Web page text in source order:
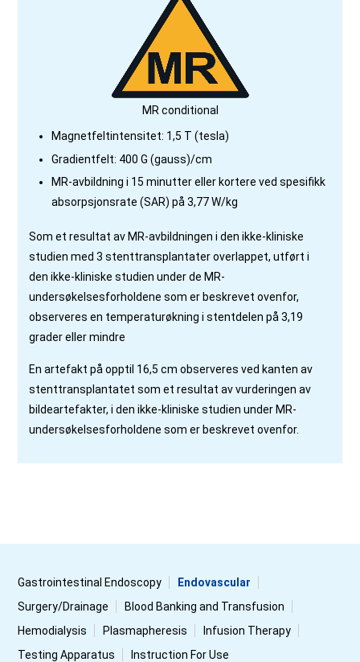
MR conditional
Magnetfeltintensitet: 1,5 T (tesla)
Gradientfelt: 400 G (gauss)/cm
MR-avbildning i 15 minutter eller kortere ved spesifikk
absorpsjonsrate (SAR) på 3,77 W/kg
Som et resultat av MR-avbildningen i den ikke-kliniske
studien med 3 stenttransplantater overlappet, utført i
den ikke-kliniske studien under de MR-
undersøkelsesforholdene som er beskrevet ovenfor,
observeres en temperaturøkning i stentdelen på 3,19
grader eller mindre
En artefakt på opptil 16,5 cm observeres ved kanten av
stenttransplantatet som et resultat av vurderingen av
bildeartefakter, i den ikke-kliniske studien under MR-
undersøkelsesforholdene som er beskrevet ovenfor.
Gastrointestinal Endoscopy
Endovascular
Surgery/Drainage
Blood Banking and Transfusion
Hemodialysis
Plasmapheresis
Infusion Therapy
Testing Apparatus
Instruction For Use